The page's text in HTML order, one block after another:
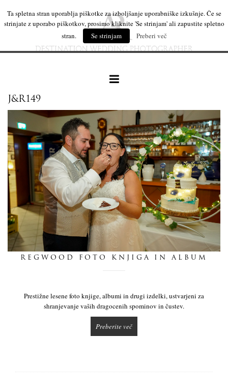
naše delo
leseni izdelki
mi
J&R149
REGWOOD FOTO KNJIGA IN ALBUM
Prestižne lesene foto knjige, albumi in drugi izdelki, ustvarjeni za
shranjevanje vaših dragocenih spominov in čustev.
Preberite več
Ta spletna stran uporablja piškotke za izboljšanje uporabniške izkušnje. Če se
strinjate z uporabo piškotkov, prosimo kliknite 'Se strinjam' ali zapustite spletno
stran.
Se strinjam Preberi več